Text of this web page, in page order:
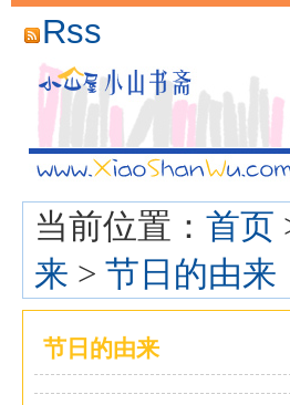
Rss
当前位置： 首页
来 > 节日的由来
节日的由来